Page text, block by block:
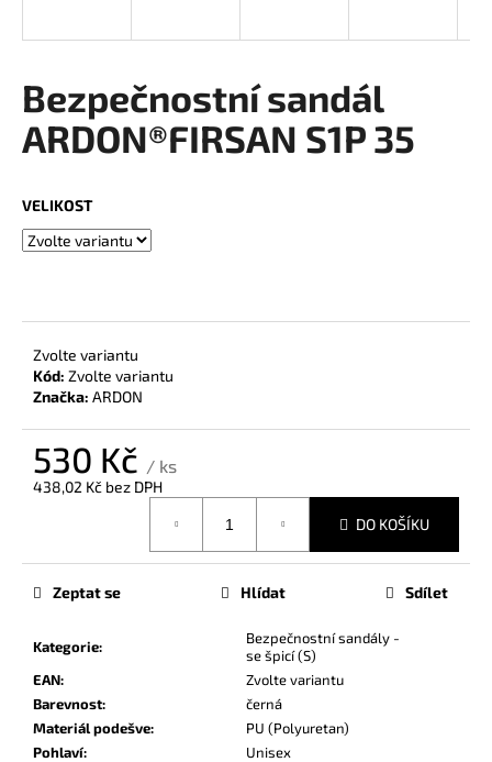
Bezpečnostní sandál
ARDON®FIRSAN S1P 35
VELIKOST
Zvolte variantu
Kód: Zvolte variantu
Značka: ARDON
530 Kč / ks
438,02 Kč bez DPH
DO KOŠÍKU
Kategorie:
Bezpečnostní sandály -
se špicí (S)
EAN:
Zvolte variantu
Barevnost:
černá
Materiál podešve:
PU (Polyuretan)
Pohlaví:
Unisex
Zeptat se Hlídat Sdílet
í
t
?
HLEDAT
D
o
p
o
u
e
m